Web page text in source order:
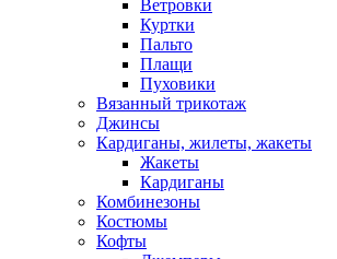
Ветровки
Куртки
Пальто
Плащи
Пуховики
Вязанный трикотаж
Джинсы
Кардиганы, жилеты, жакеты
Жакеты
Кардиганы
Комбинезоны
Костюмы
Кофты